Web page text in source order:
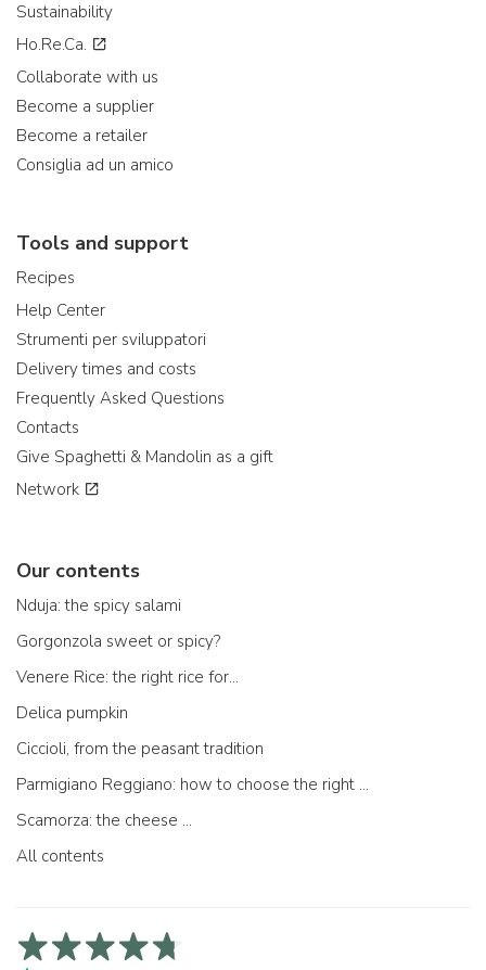
Sustainability
Ho.Re.Ca.
Collaborate with us
Become a supplier
Become a retailer
Consiglia ad un amico
Tools and support
Recipes
Help Center
Strumenti per sviluppatori
Delivery times and costs
Frequently Asked Questions
Contacts
Give Spaghetti & Mandolin as a gift
Network
Our contents
Nduja: the spicy salami
Gorgonzola sweet or spicy?
Venere Rice: the right rice for...
Delica pumpkin
Ciccioli, from the peasant tradition
Parmigiano Reggiano: how to choose the right one
Scamorza: the cheese ...
All contents